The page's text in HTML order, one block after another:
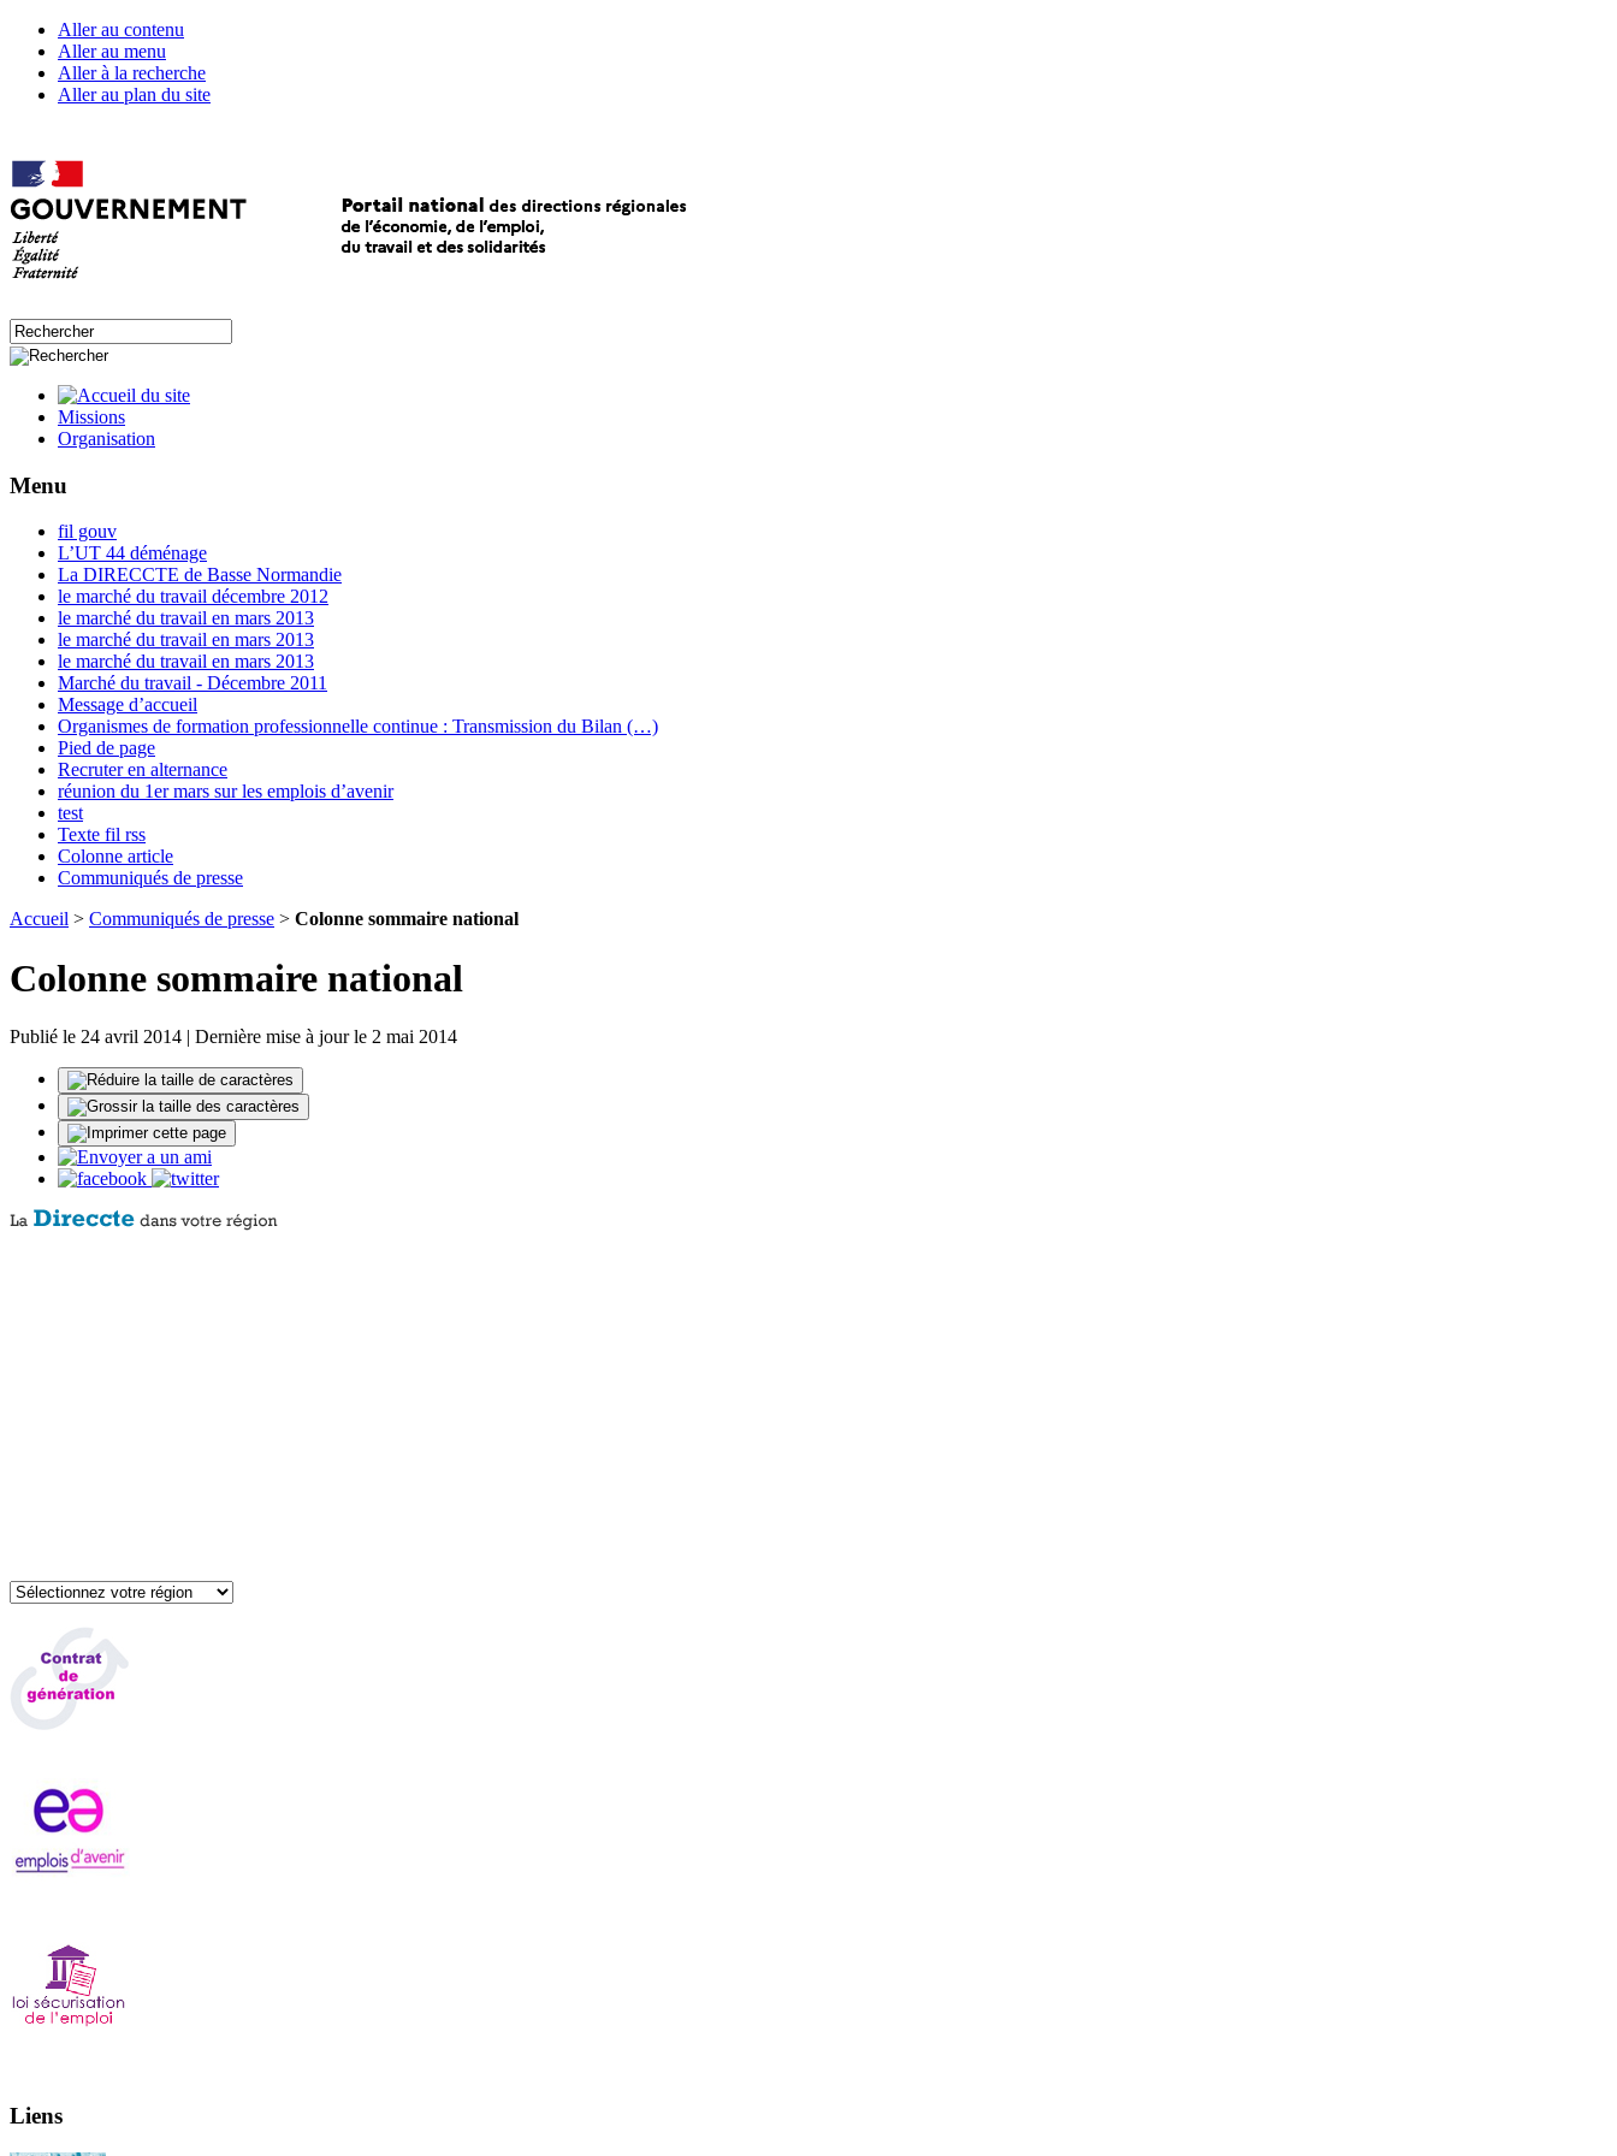
Aller au contenu
Aller au menu
Aller à la recherche
Aller au plan du site
Missions
Organisation
Menu
fil gouv
L’UT 44 déménage
La DIRECCTE de Basse Normandie
le marché du travail décembre 2012
le marché du travail en mars 2013
le marché du travail en mars 2013
le marché du travail en mars 2013
Marché du travail - Décembre 2011
Message d’accueil
Organismes de formation professionnelle continue : Transmission du Bilan (…)
Pied de page
Recruter en alternance
réunion du 1er mars sur les emplois d’avenir
test
Texte fil rss
Colonne article
Communiqués de presse
Accueil > Communiqués de presse > Colonne sommaire national
Colonne sommaire national
Publié le 24 avril 2014 | Dernière mise à jour le 2 mai 2014
Liens